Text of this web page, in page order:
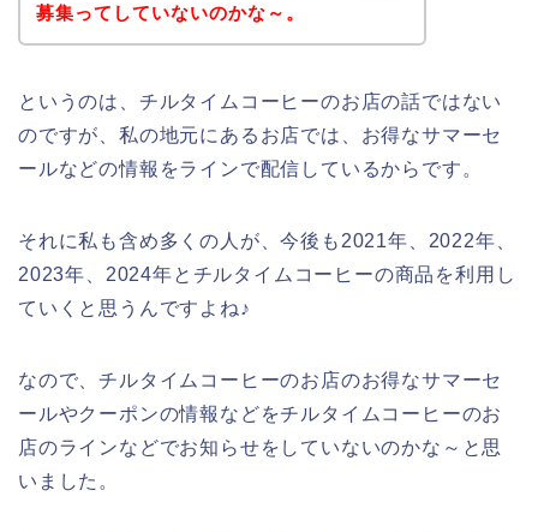
募集ってしていないのかな～。
というのは、チルタイムコーヒーのお店の話ではない
のですが、私の地元にあるお店では、お得なサマーセ
ールなどの情報をラインで配信しているからです。
それに私も含め多くの人が、今後も2021年、2022年、
2023年、2024年とチルタイムコーヒーの商品を利用し
ていくと思うんですよね♪
なので、チルタイムコーヒーのお店のお得なサマーセ
ールやクーポンの情報などをチルタイムコーヒーのお
店のラインなどでお知らせをしていないのかな～と思
いました。